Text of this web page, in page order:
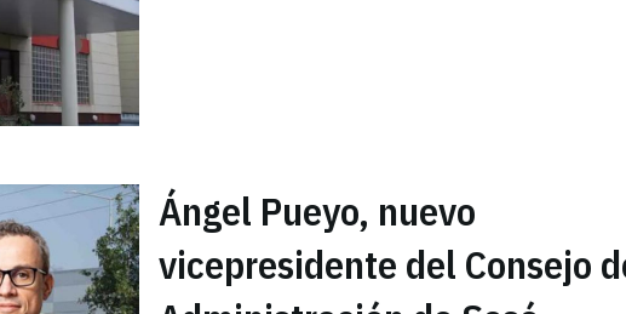
Ángel Pueyo, nuevo
vicepresidente del Consejo